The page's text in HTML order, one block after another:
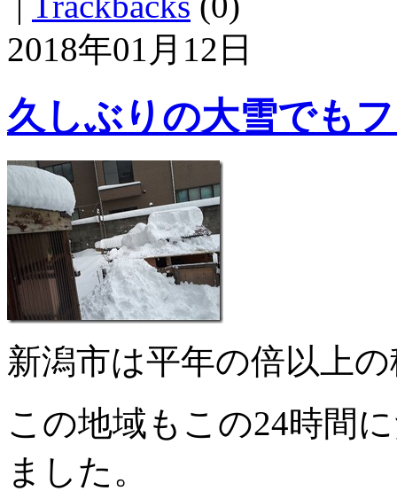
2018年01月12日
久しぶりの大雪でも
新潟市は平年の倍以上
この地域もこの24時間
ました。